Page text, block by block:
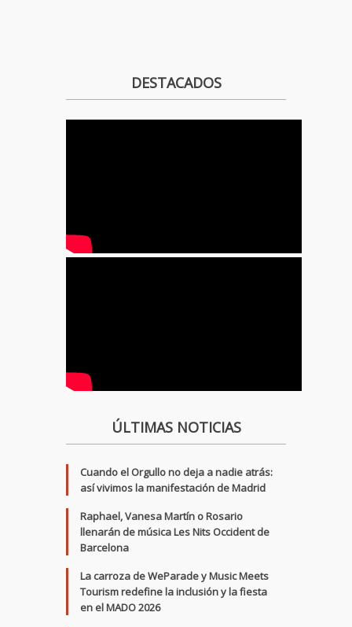
DESTACADOS
ÚLTIMAS NOTICIAS
Cuando el Orgullo no deja a nadie atrás:
así vivimos la manifestación de Madrid
Raphael, Vanesa Martín o Rosario
llenarán de música Les Nits Occident de
Barcelona
La carroza de WeParade y Music Meets
Tourism redefine la inclusión y la fiesta
en el MADO 2026